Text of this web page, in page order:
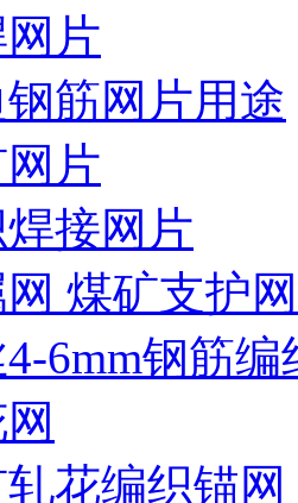
片
筋网片用途
片
接网片
煤矿支护
6mm钢筋
花编织锚网